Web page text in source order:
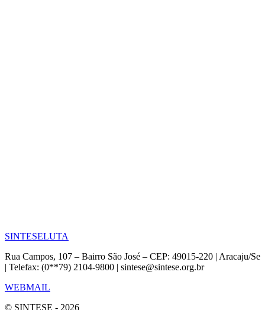
SINTESELUTA
Rua Campos, 107 – Bairro São José – CEP: 49015-220 | Aracaju/Se
| Telefax: (0**79) 2104-9800 | sintese@sintese.org.br
WEBMAIL
© SINTESE - 2026